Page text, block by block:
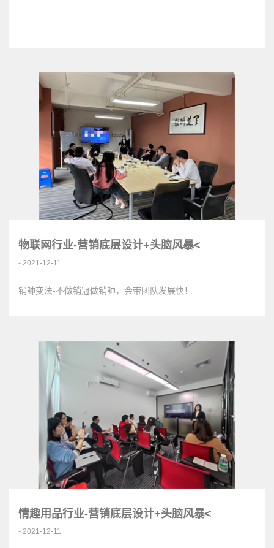
物联网行业-营销底层设计+头脑风暴<
- 2021-12-11
销帥变法-不做销冠做销帥，会带团队发展快！
情趣用品行业-营销底层设计+头脑风暴<
- 2021-12-11